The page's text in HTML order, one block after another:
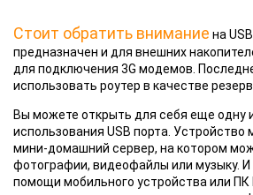
Стоит обратить внимание на
предназначен и для внешних
для подключения 3G модемов.
использовать роутер в качестве
Вы можете открыть для себя еще одну
использования USB порта. Устройство
мини-домашний сервер, на котором
фотографии, видеофайлы или музыку.
помощи мобильного устройства или